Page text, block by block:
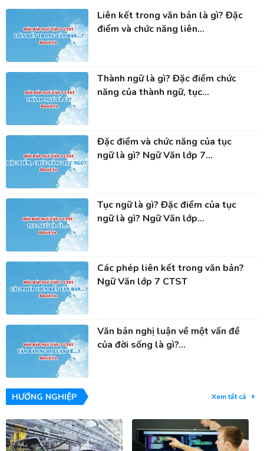
Liên kết trong văn bản là gì? Đặc
điểm và chức năng liên...
Thành ngữ là gì? Đặc điểm chức
năng của thành ngữ, tục...
Đặc điểm và chức năng của tục
ngữ là gì? Ngữ Văn lớp 7...
Tục ngữ là gì? Đặc điểm của tục
ngữ là gì? Ngữ Văn lớp...
Các phép liên kết trong văn bản?
Ngữ Văn lớp 7 CTST
Văn bản nghị luận về một vấn đề
của đời sống là gì?...
HƯỚNG NGHIỆP Xem tất cả